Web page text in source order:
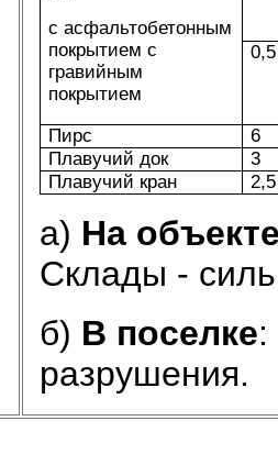
с асфальтобетонным
покрытием с
гравийным
покрытием
0,5
Пирс
6
Плавучий док
3
Плавучий кран
2,5
а) На
Склады -
б) В поселке
разрушения.